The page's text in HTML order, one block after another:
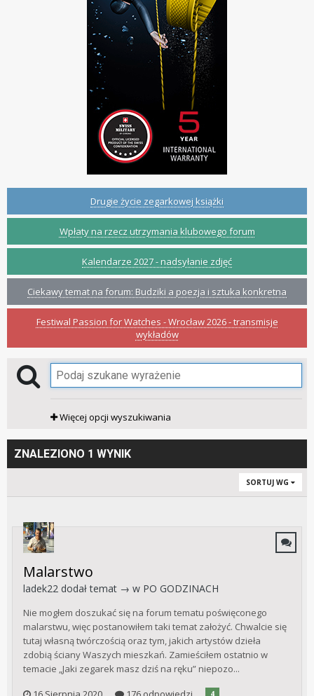
Drugie życie zegarkowej książki
Wpłaty na rzecz utrzymania klubowego forum
Kalendarze 2027 - nadsyłanie zdjęć
Ciekawy temat na forum: Budziki a poezja i sztuka konkretna
Festiwal Passion for Watches - Wrocław 2026 - transmisje
wykładów
Więcej opcji wyszukiwania
ZNALEZIONO 1 WYNIK
SORTUJ WG
Malarstwo
ladek22 dodał temat → w PO GODZINACH
Nie mogłem doszukać się na forum tematu poświęconego
malarstwu, więc postanowiłem taki temat założyć. Chwalcie się
tutaj własną twórczością oraz tym, jakich artystów dzieła
zdobią ściany Waszych mieszkań. Zamieściłem ostatnio w
temacie „Jaki zegarek masz dziś na ręku” niepozo...
4